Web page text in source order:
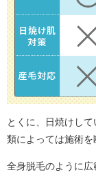
とくに、日焼けし
類によっては施術を
全身脱毛のように